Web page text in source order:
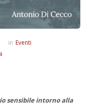
in Eventi
sensibile intorno alla